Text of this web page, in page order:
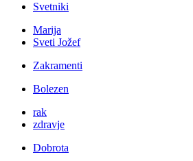
Svetniki
Marija
Sveti Jožef
Zakramenti
Bolezen
rak
zdravje
Dobrota